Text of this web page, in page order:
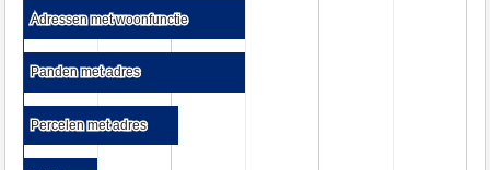
Adressen met woonfunctie
Adressen met woonfunctie
Panden met adres
Panden met adres
Percelen met adres
Percelen met adres